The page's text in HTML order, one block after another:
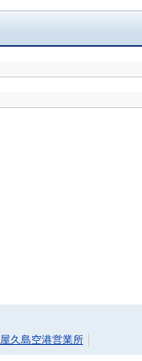
屋久島空港営業所